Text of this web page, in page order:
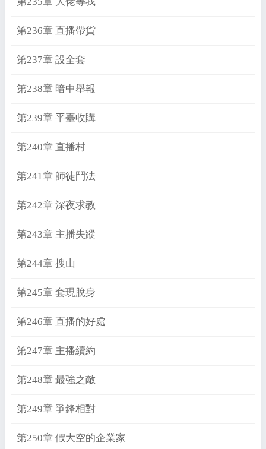
第236章 直播帶貨
第237章 設全套
第238章 暗中舉報
第239章 平臺收購
第240章 直播村
第241章 師徒鬥法
第242章 深夜求教
第243章 主播失蹤
第244章 搜山
第245章 套現脫身
第246章 直播的好處
第247章 主播續約
第248章 最強之敵
第249章 爭鋒相對
第250章 假大空的企業家